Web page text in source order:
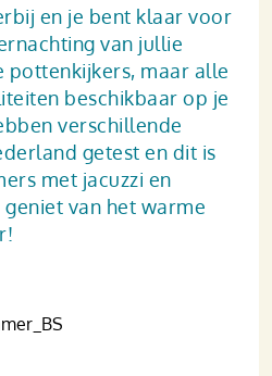
en je bent klaar voor
van jullie
pottenkijkers, maar alle
beschikbaar op je
verschillende
getest en dit is
met jacuzzi en
van het warme